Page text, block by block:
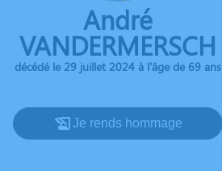
André
VANDERMERSCH
décédé le 29 juillet 2024 à l'âge de 69 ans
Je rends hommage